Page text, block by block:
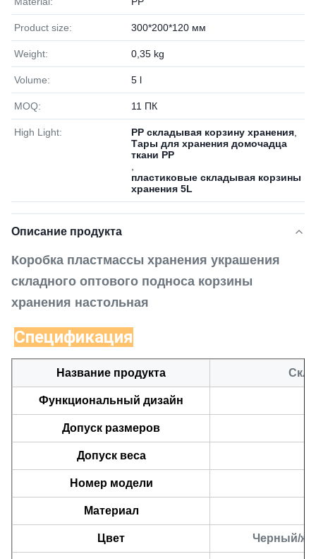
Product size: 300*200*120 мм
Weight: 0,35 kg
Volume: 5 l
MOQ: 11 ПК
High Light: PP складывая корзину хранения
Тары для хранения домочадца
ткани PP
пластиковые складывая корзины
хранения 5L
Описание продукта
Коробка пластмассы хранения украшения
складного оптового подноса корзины
хранения настольная
Спецификация
Название продукта
Функциональный дизайн
Допуск размеров
Допуск веса
Номер модели
Материал
Цвет Черный/